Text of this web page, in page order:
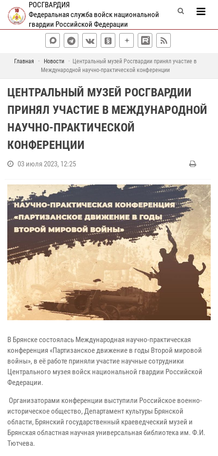
РОСГВАРДИЯ
Федеральная служба войск национальной
гвардии Российской Федерации
Главная Новости
Центральный музей Росгвардии принял участие в
Международной научно-практической конференции
ЦЕНТРАЛЬНЫЙ МУЗЕЙ РОСГВАРДИИ
ПРИНЯЛ УЧАСТИЕ В МЕЖДУНАРОДНОЙ
НАУЧНО-ПРАКТИЧЕСКОЙ
КОНФЕРЕНЦИИ
03 июля 2023, 12:25
В Брянске состоялась Международная научно-практическая
конференция «Партизанское движение в годы Второй мировой
войны», в её работе приняли участие научные сотрудники
Центрального музея войск национальной гвардии Российской
Федерации.
Организаторами конференции выступили Российское военно-
историческое общество, Департамент культуры Брянской
области, Брянский государственный краеведческий музей и
Брянская областная научная универсальная библиотека им. Ф.И.
Тютчева.